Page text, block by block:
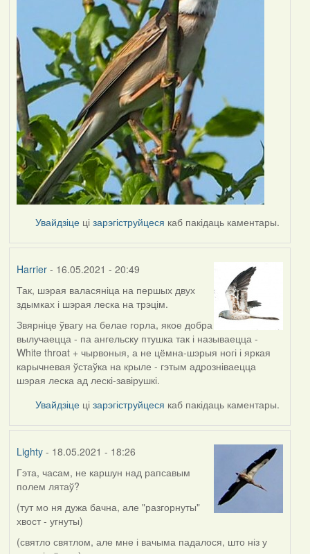
Увайдзіце цізарэгіструйцеся каб пакідаць каментары.
Harrier- 16.05.2021 - 20:49
In
reply
to
by
Lighty
Так, шэрая валасяніца на першых двух
здымках і шэрая леска на трэцім.
Звярніце ўвагу на белае горла, якое добра
вылучаецца - па ангельску птушка так і называецца -
White throat + чырвоныя, а не цёмна-шэрыя ногі і яркая
карычневая ўстаўка на крыле - гэтым адрозніваецца
шэрая леска ад лескі-завірушкі.
Увайдзіце цізарэгіструйцеся каб пакідаць каментары.
Lighty- 18.05.2021 - 18:26
Гэта, часам, не каршун над рапсавым
полем лятаў?
(тут мо ня дужа бачна, але "разгорнуты"
хвост - угнуты)
(святло святлом, але мне і вачыма падалося, што ніз у